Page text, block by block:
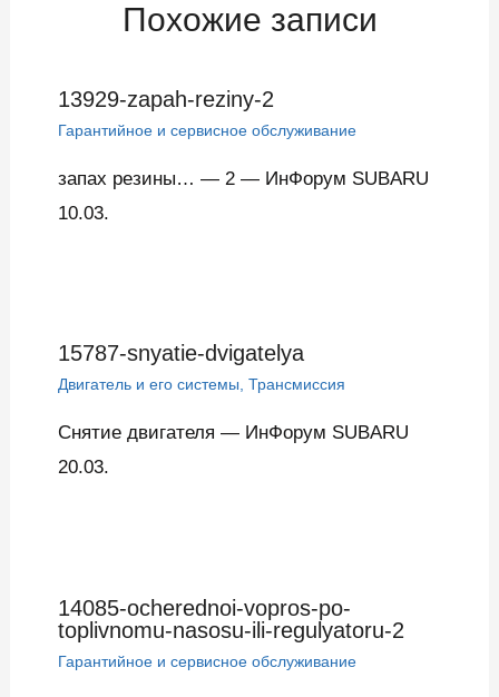
Похожие записи
13929-zapah-reziny-2
Гарантийное и сервисное обслуживание
запах резины… — 2 — ИнФорум SUBARU
10.03.
15787-snyatie-dvigatelya
Двигатель и его системы, Трансмиссия
Снятие двигателя — ИнФорум SUBARU
20.03.
14085-ocherednoi-vopros-po-
toplivnomu-nasosu-ili-regulyatoru-2
Гарантийное и сервисное обслуживание